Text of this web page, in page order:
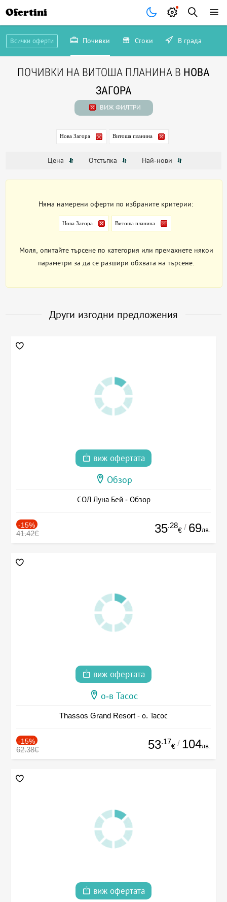
Ofertini
Всички оферти Почивки Стоки В града
ПОЧИВКИ НА ВИТОША ПЛАНИНА В НОВА
ЗАГОРА
ВИЖ ФИЛТРИ
Нова Загора Витоша планина
Цена Отстъпка Най-нови
Няма намерени оферти по избраните критерии:
Нова Загора Витоша планина
Моля, опитайте търсене по категория или премахнете някои
параметри за да се разшири обхвата на търсене.
Други изгодни предложения
виж офертата
Обзор
СОЛ Луна Бей - Обзор
-15%
41.42€ 35.28
€ / 69лв.
виж офертата
о-в Тасос
Thassos Grand Resort - о. Тасос
-15%
62.38€ 53.17
€ / 104лв.
виж офертата